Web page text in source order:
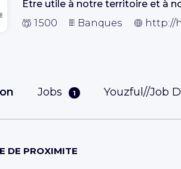
Être utile à notre territoire et à
1 500
Banques http://
Jobs 1 Youzful//Job
DE PROXIMITE